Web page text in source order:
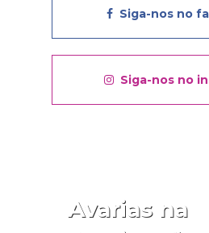
Siga-nos no
Siga-nos no
Avarias na